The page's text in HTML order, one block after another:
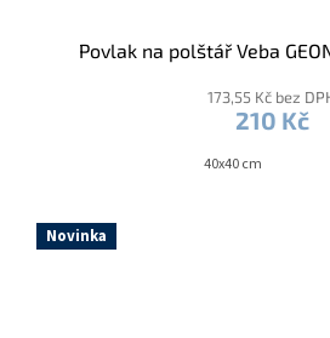
Povlak na polštář Veba
173,55 Kč bez
210 Kč
40x40 cm
Novinka